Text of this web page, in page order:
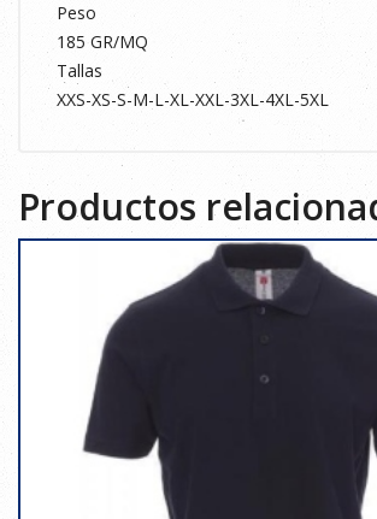
Peso
185 GR/MQ
Tallas
XXS-XS-S-M-L-XL-XXL-3XL-4XL-5XL
Productos